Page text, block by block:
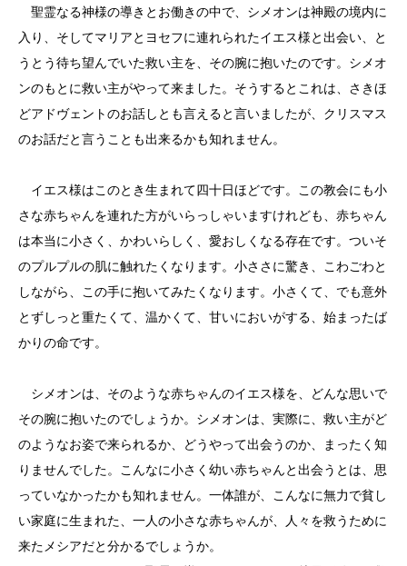
聖霊なる神様の導きとお働きの中で、シメオンは神殿の境内に
入り、そしてマリアとヨセフに連れられたイエス様と出会い、と
うとう待ち望んでいた救い主を、その腕に抱いたのです。シメオ
ンのもとに救い主がやって来ました。そうするとこれは、さきほ
どアドヴェントのお話しとも言えると言いましたが、クリスマス
のお話だと言うことも出来るかも知れません。
イエス様はこのとき生まれて四十日ほどです。この教会にも小
さな赤ちゃんを連れた方がいらっしゃいますけれども、赤ちゃん
は本当に小さく、かわいらしく、愛おしくなる存在です。ついそ
のプルプルの肌に触れたくなります。小ささに驚き、こわごわと
しながら、この手に抱いてみたくなります。小さくて、でも意外
とずしっと重たくて、温かくて、甘いにおいがする、始まったば
かりの命です。
シメオンは、そのような赤ちゃんのイエス様を、どんな思いで
その腕に抱いたのでしょうか。シメオンは、実際に、救い主がど
のようなお姿で来られるか、どうやって出会うのか、まったく知
りませんでした。こんなに小さく幼い赤ちゃんと出会うとは、思
っていなかったかも知れません。一体誰が、こんなに無力で貧し
い家庭に生まれた、一人の小さな赤ちゃんが、人々を救うために
来たメシアだと分かるでしょうか。